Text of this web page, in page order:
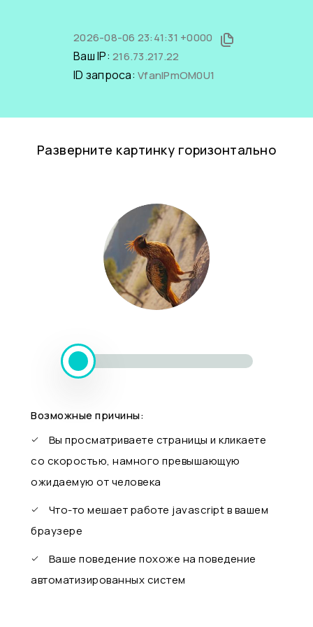
2026-08-06 23:41:31 +0000
Ваш IP: 216.73.217.22
ID запроса: VfanlPmOM0U1
Разверните картинку горизонтально
Возможные причины:
Вы просматриваете страницы и кликаете
со скоростью, намного превышающую
ожидаемую от человека
Что-то мешает работе javascript в вашем
браузере
Ваше поведение похоже на поведение
автоматизированных систем